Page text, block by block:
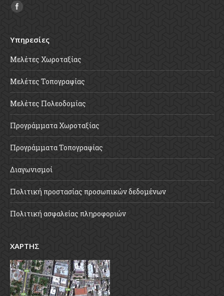
Find us on:
Υπηρεσίες
Μελέτες Χωροταξίας
Μελέτες Τοπογραφίας
Μελέτες Πολεοδομίας
Προγράμματα Χωροταξίας
Προγράμματα Τοπογραφίας
Διαγωνισμοί
Πολιτική προστασίας προσωπικών δεδομένων
Πολιτική ασφαλείας πληροφοριών
ΧΑΡΤΗΣ